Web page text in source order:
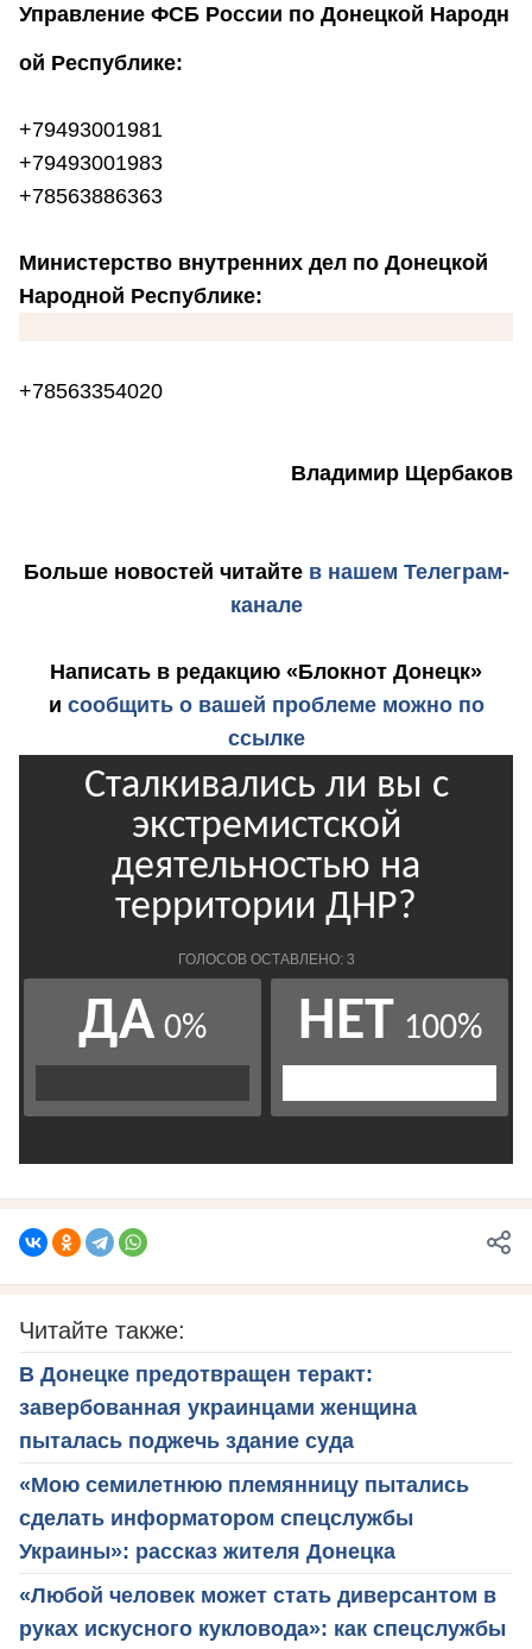
Управление ФСБ России по Донецкой Народн
ой Республике:
+79493001981
+79493001983
+78563886363
Министерство внутренних дел по Донецкой
Народной Республике:
+78563354020
Владимир Щербаков
Больше новостей читайте в нашем Телеграм-
канале
Написать в редакцию «Блокнот Донецк»
и сообщить о вашей проблеме можно по
ссылке
Читайте также:
В Донецке предотвращен теракт:
завербованная украинцами женщина
пыталась поджечь здание суда
«Мою семилетнюю племянницу пытались
сделать информатором спецслужбы
Украины»: рассказ жителя Донецка
«Любой человек может стать диверсантом в
руках искусного кукловода»: как спецслужбы